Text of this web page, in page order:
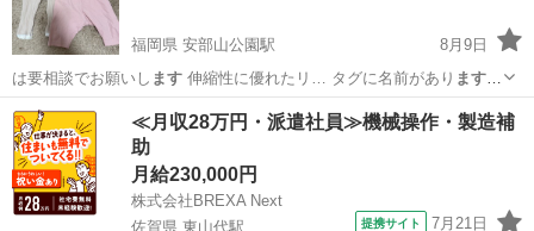
福岡県 安部山公園駅
8月9日
は要相談でお願いし ます 伸縮性に優れたリ… タグに名前があり ますの
で塗りつぶしてお… 渡しします ※ユニクロは7…
福岡 北九州市 安部山公園駅 ベビー用品
≪月収28万円・派遣社員≫機械操作・製造補
助
月給230,000円
株式会社BREXA Next
佐賀県 東山代駅
提携サイト 7月21日